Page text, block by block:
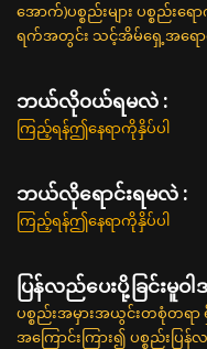
အောက်)ပစ္စည်းများ ပစ္စည်းရေ
ရက်အတွင်း သင့်အိမ်ရှေ့အရော
ဘယ်လို၀ယ်ရမလဲ :
ကြည့်ရန်ဤနေရာကိုနှိပ်ပါ
ဘယ်လိုရောင်းရမလဲ :
ကြည့်ရန်ဤနေရာကိုနှိပ်ပါ
ပြန်လည်ပေးပို့ခြင်းမူဝါ
ပစ္စည်းအမှားအယွင်းတစုံတရာ
အကြောင်းကြား၍ ပစ္စည်းပြ